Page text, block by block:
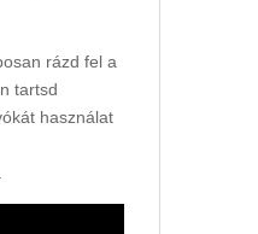
rázd fel a
tartsd
használat